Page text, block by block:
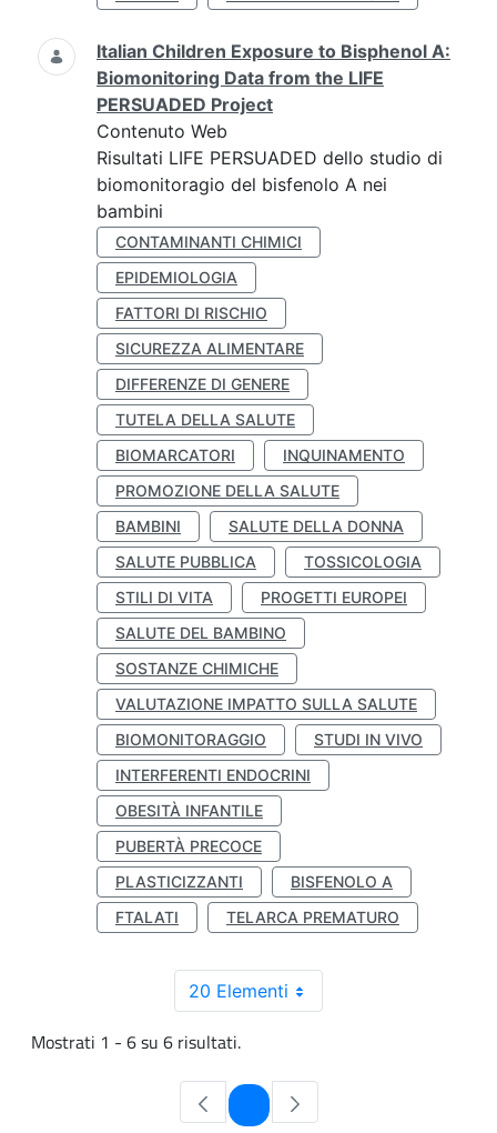
Italian Children Exposure to Bisphenol A:
Biomonitoring Data from the LIFE
PERSUADED Project
Contenuto Web
Risultati LIFE PERSUADED dello studio di
biomonitoragio del bisfenolo A nei
bambini
CONTAMINANTI CHIMICI
EPIDEMIOLOGIA
FATTORI DI RISCHIO
SICUREZZA ALIMENTARE
DIFFERENZE DI GENERE
TUTELA DELLA SALUTE
BIOMARCATORI
INQUINAMENTO
PROMOZIONE DELLA SALUTE
BAMBINI
SALUTE DELLA DONNA
SALUTE PUBBLICA
TOSSICOLOGIA
STILI DI VITA
PROGETTI EUROPEI
SALUTE DEL BAMBINO
SOSTANZE CHIMICHE
VALUTAZIONE IMPATTO SULLA SALUTE
BIOMONITORAGGIO
STUDI IN VIVO
INTERFERENTI ENDOCRINI
OBESITÀ INFANTILE
PUBERTÀ PRECOCE
PLASTICIZZANTI
BISFENOLO A
FTALATI
TELARCA PREMATURO
20 Elementi
Mostrati 1 - 6 su 6 risultati.
Pagina